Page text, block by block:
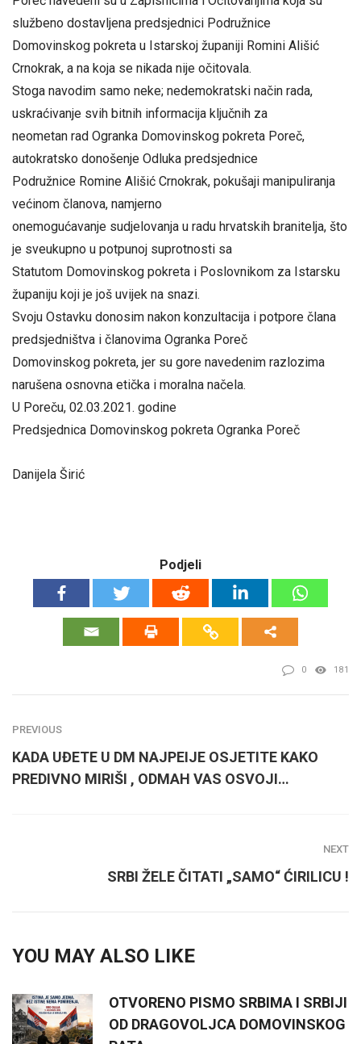
službeno dostavljena predsjednici Podružnice
Domovinskog pokreta u Istarskoj županiji Romini Ališić
Crnokrak, a na koja se nikada nije očitovala.
Stoga navodim samo neke; nedemokratski način rada,
uskraćivanje svih bitnih informacija ključnih za
neometan rad Ogranka Domovinskog pokreta Poreč,
autokratsko donošenje Odluka predsjednice
Podružnice Romine Ališić Crnokrak, pokušaji manipuliranja
većinom članova, namjerno
onemogućavanje sudjelovanja u radu hrvatskih branitelja, što
je sveukupno u potpunoj suprotnosti sa
Statutom Domovinskog pokreta i Poslovnikom za Istarsku
županiju koji je još uvijek na snazi.
Svoju Ostavku donosim nakon konzultacija i potpore člana
predsjedništva i članovima Ogranka Poreč
Domovinskog pokreta, jer su gore navedenim razlozima
narušena osnovna etička i moralna načela.
U Poreču, 02.03.2021. godine
Predsjednica Domovinskog pokreta Ogranka Poreč
Danijela Širić
Podjeli
0 181
PREVIOUS
KADA UĐETE U DM NAJPEIJE OSJETITE KAKO
PREDIVNO MIRIŠI , ODMAH VAS OSVOJI…
NEXT
SRBI ŽELE ČITATI „SAMO“ ĆIRILICU !
YOU MAY ALSO LIKE
OTVORENO PISMO SRBIMA I SRBIJI
OD DRAGOVOLJCA DOMOVINSKOG